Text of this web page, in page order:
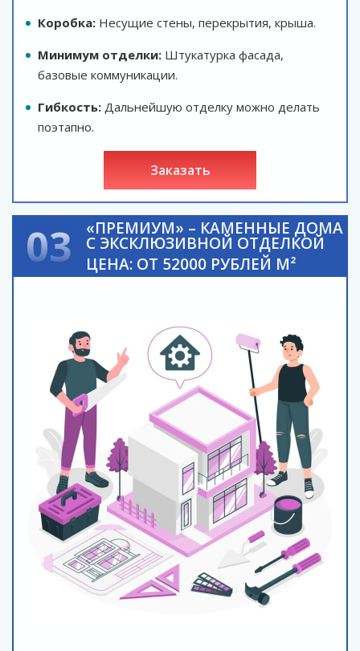
Коробка: Несущие стены, перекрытия, крыша.
Минимум отделки: Штукатурка фасада,
базовые коммуникации.
Гибкость: Дальнейшую отделку можно делать
поэтапно.
заказать
03 «ПРЕМИУМ» – КАМЕННЫЕ ДОМА
С ЭКСКЛЮЗИВНОЙ ОТДЕЛКОЙ
ЦЕНА: ОТ 52000 РУБЛЕЙ М²